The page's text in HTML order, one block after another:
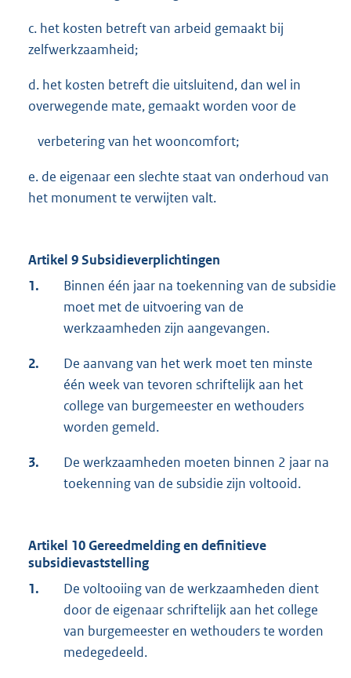
c. het kosten betreft van arbeid gemaakt bij
zelfwerkzaamheid;
d. het kosten betreft die uitsluitend, dan wel in
overwegende mate, gemaakt worden voor de
verbetering van het wooncomfort;
e. de eigenaar een slechte staat van onderhoud van
het monument te verwijten valt.
Artikel 9 Subsidieverplichtingen
1.
Binnen één jaar na toekenning van de subsidie
moet met de uitvoering van de
werkzaamheden zijn aangevangen.
2.
De aanvang van het werk moet ten minste
één week van tevoren schriftelijk aan het
college van burgemeester en wethouders
worden gemeld.
3.
De werkzaamheden moeten binnen 2 jaar na
toekenning van de subsidie zijn voltooid.
Artikel 10 Gereedmelding en definitieve
subsidievaststelling
1.
De voltooiing van de werkzaamheden dient
door de eigenaar schriftelijk aan het college
van burgemeester en wethouders te worden
medegedeeld.